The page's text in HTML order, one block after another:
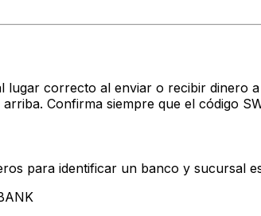
correcto al enviar o recibir dinero
Confirma siempre que el código
para identificar un banco y sucursal